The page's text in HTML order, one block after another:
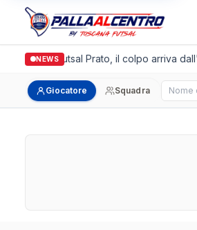
NEWS
Italgronda Futsal Prato, il colpo arriva
Giocatore Squadra